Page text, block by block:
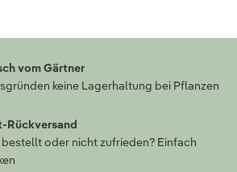
vom Gärtner
keine Lagerhaltung bei Pflanzen
Rückversand
bestellt oder nicht zufrieden? Einfach